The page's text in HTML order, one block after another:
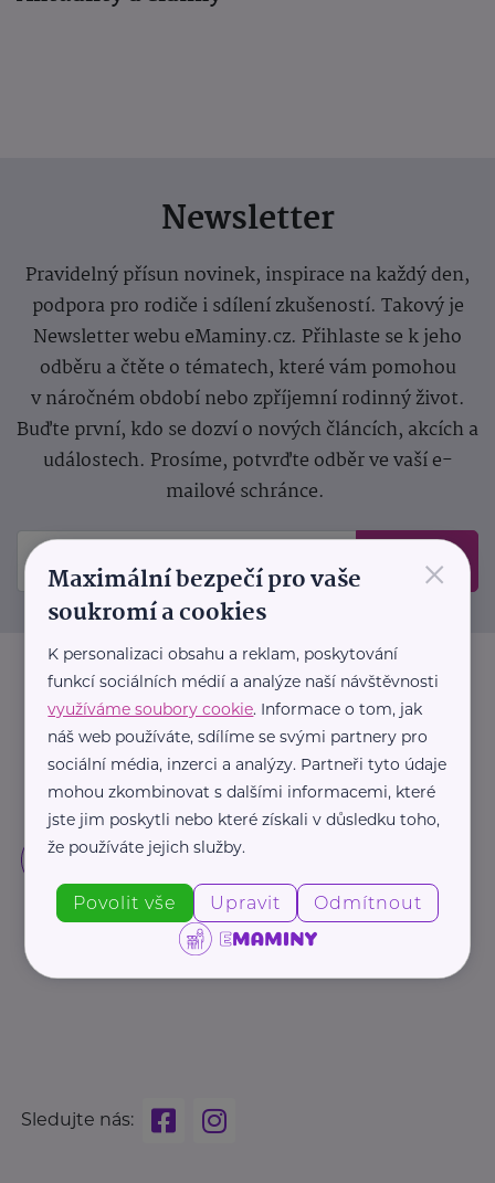
Newsletter
Pravidelný přísun novinek, inspirace na každý den,
podpora pro rodiče i sdílení zkušeností. Takový je
Newsletter webu eMaminy.cz. Přihlaste se k jeho
odběru a čtěte o tématech, které vám pomohou
v náročném období nebo zpříjemní rodinný život.
Buďte první, kdo se dozví o nových článcích, akcích a
událostech. Prosíme, potvrďte odběr ve vaší e-
mailové schránce.
Odeslat
Sledujte nás:
×
Maximální bezpečí pro vaše
soukromí a cookies
K personalizaci obsahu a reklam, poskytování
funkcí sociálních médií a analýze naší návštěvnosti
využíváme soubory cookie. Informace o tom, jak
náš web používáte, sdílíme se svými partnery pro
sociální média, inzerci a analýzy. Partneři tyto údaje
mohou zkombinovat s dalšími informacemi, které
jste jim poskytli nebo které získali v důsledku toho,
že používáte jejich služby.
Povolit vše Upravit Odmítnout